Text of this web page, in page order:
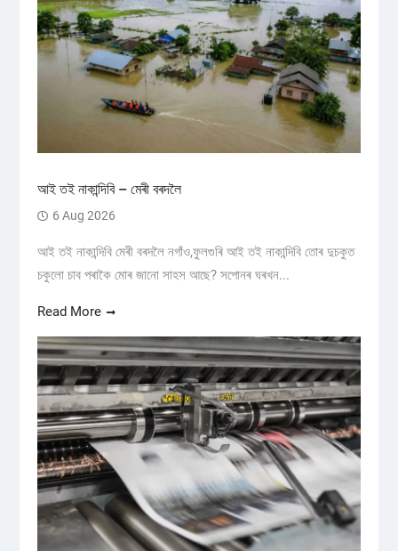
আই তই নাকান্দিবি – মেৰী বৰদলৈ
6 Aug 2026
আই তই নাকান্দিবি মেৰী বৰদলৈ নগাঁও,ফুলগুৰি আই তই নাকান্দিবি তোৰ দুচকুত
চকুলো চাব পৰাকৈ মোৰ জানো সাহস আছে? সপোনৰ ঘৰখন...
Read More